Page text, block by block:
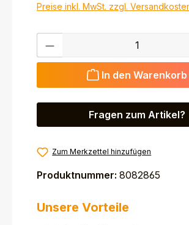
Preise inkl. MwSt. zzgl.
Produkt Anzahl: Gib den
In den Warenkorb
Fragen zum Artikel?
Zum Merkzettel hinzufügen
Produktnummer: 8082865
Unsere Vorteile